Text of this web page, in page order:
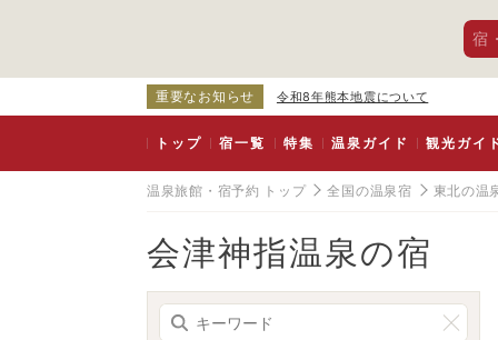
宿
重要なお知らせ 令和8年熊本地震について
トップ 宿一覧 特集 温泉ガイド 観光ガイ
温泉旅館・宿予約 トップ 全国の温泉宿 東北の温
会津神指温泉の宿